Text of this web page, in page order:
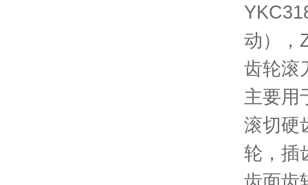
动），
齿轮滚
主要用
滚切硬
轮，插